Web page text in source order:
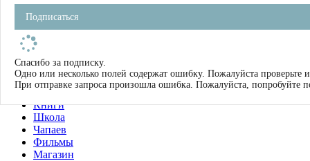
Фильмы
Имена
Тэги
О нас
Журнал
Книги
Школа
Чапаев
Фильмы
Магазин
Подписаться
Спасибо за подписку.
Одно или несколько полей содержат ошибку. Пожалуйста проверьте
При отправке запроса произошла ошибка. Пожалуйста, попробуйте